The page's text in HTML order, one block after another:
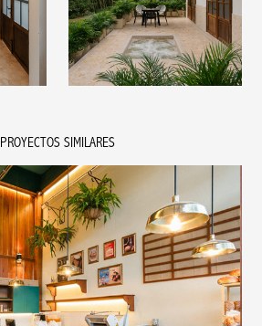
PROYECTOS SIMILARES